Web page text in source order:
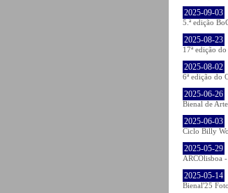
2025-09-03
5.ª edição
2025-08-23
17ª edição
2025-08-02
6ª edição do
2025-06-26
Bienal de
2025-06-03
Ciclo Billy
2025-05-29
ARCOlisboa
2025-05-14
Bienal'25